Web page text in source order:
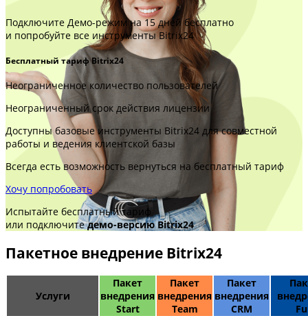
Подключите Демо-режим на 15 дней бесплатно
и попробуйте все инструменты Bitrix24
Бесплатный тариф Bitrix24
Неограниченное количество пользователей
Неограниченный срок действия лицензии
Доступны базовые инструменты Bitrix24 для совместной
работы и ведения клиентской базы
Всегда есть возможность вернуться на бесплатный тариф
Хочу попробовать
Испытайте бесплатный тариф
или подключитедемо-версию Bitrix24
Пакетное внедрение Bitrix24
Услуги
Пакет
внедрения
Start
Пакет
внедрения
Team
Пакет
внедрения
CRM